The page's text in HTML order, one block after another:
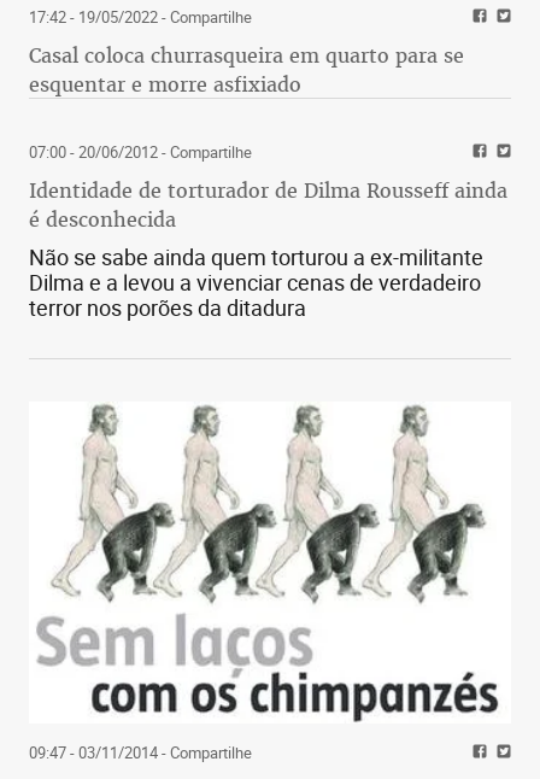
17:42 - 19/05/2022- Compartilhe
Casal coloca churrasqueira em quarto para se
esquentar e morre asfixiado
07:00 - 20/06/2012- Compartilhe
Identidade de torturador de Dilma Rousseff ainda
é desconhecida
Não se sabe ainda quem torturou a ex-militante
Dilma e a levou a vivenciar cenas de verdadeiro
terror nos porões da ditadura
09:47 - 03/11/2014- Compartilhe